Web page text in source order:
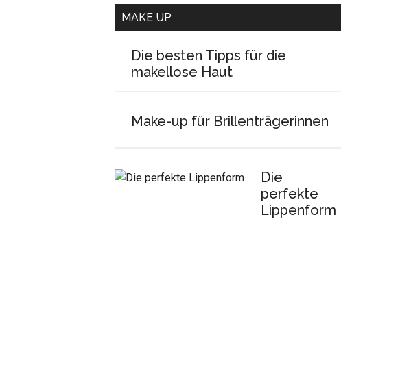
MAKE UP
Die besten Tipps für die
makellose Haut
Make-up für Brillenträgerinnen
Die
perfekte
Lippenform